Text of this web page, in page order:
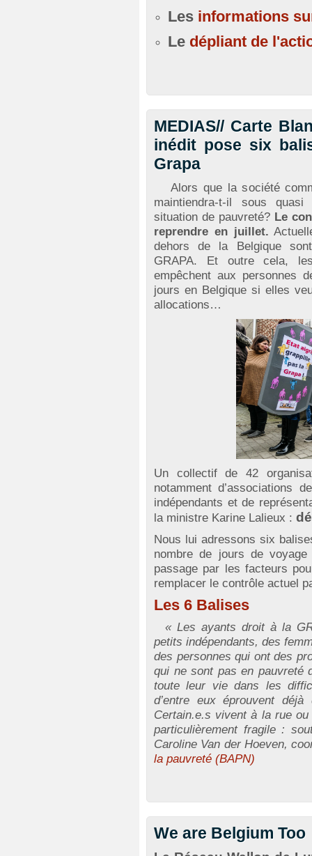
Les informations
Le dépliant de
MEDIAS// Carte
inédit pose six
Grapa
Alors que la société
maintiendra-t-il sous
situation de pauvreté? Le
reprendre en juillet.
dehors de la Belgique
GRAPA. Et outre cela,
empêchent aux personnes
jours en Belgique si elles
allocations…
Un collectif de 42
notamment d’associations
indépendants et de
la ministre Karine Lalieux :
Nous lui adressons six
nombre de jours de
passage par les facteurs
remplacer le contrôle actuel
Les 6 Balises
« Les ayants droit à la
petits indépendants, des
des personnes qui ont des
qui ne sont pas en pauvreté
toute leur vie dans les
d’entre eux éprouvent
Certain.e.s vivent à la rue
particulièrement fragile :
Caroline Van der Hoeven,
la pauvreté (BAPN)
We are Belgium Too